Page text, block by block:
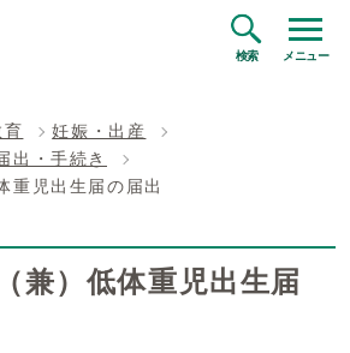
検索 メニュー
妊娠・出産
出・手続き
重児出生届の届出
兼）低体重児出生届